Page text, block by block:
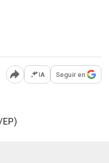
Abrir opciones para
IA Seguir en